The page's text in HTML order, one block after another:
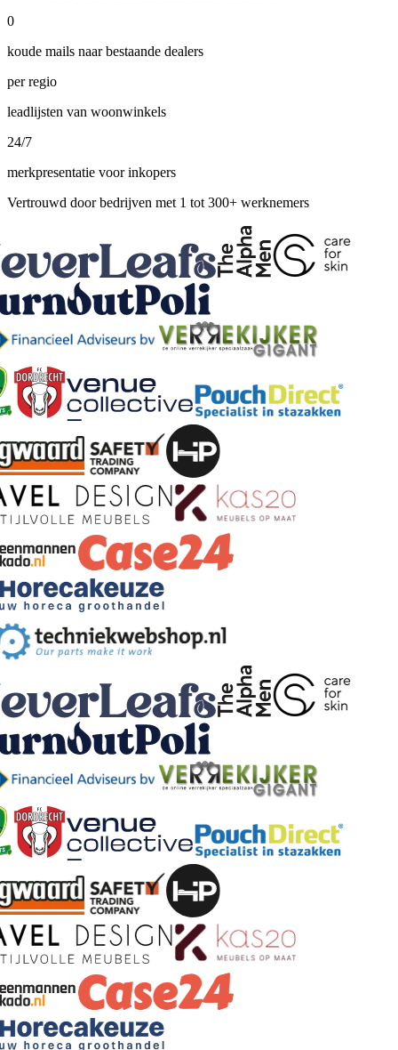
0
koude mails naar bestaande dealers
per regio
leadlijsten van woonwinkels
24/7
merkpresentatie voor inkopers
Vertrouwd door bedrijven met 1 tot 300+ werknemers